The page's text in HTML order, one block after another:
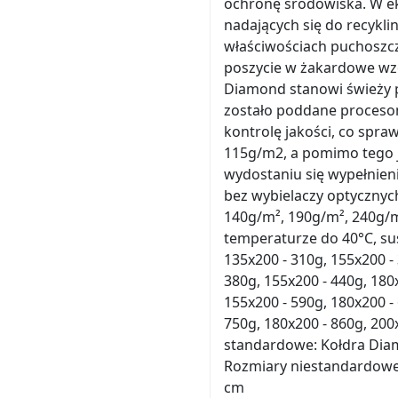
nadających się do
właściwościach
poszycie w żakardowe
Diamond stanowi świeży
zostało poddane
kontrolę jakości, co
115g/m2, a pomimo tego
wydostaniu się
bez wybielaczy
140g/m², 190g/m²,
temperaturze do 40°C,
135x200 - 310g, 155x200
380g, 155x200 - 440g,
155x200 - 590g, 180x200
750g, 180x200 - 860g,
standardowe: Kołdra
Rozmiary
cm